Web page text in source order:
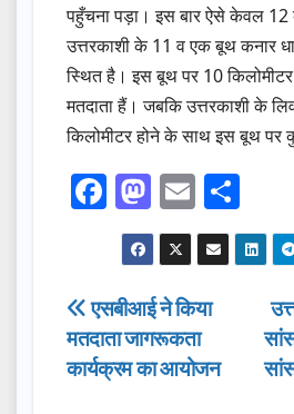
पहुँचना पड़ा। इस बार ऐसे केवल
उत्तरकाशी के 11 व एक बूथ कनार
स्थित है। इस बूथ पर 10
मतदाता हैं। जबकि उत्तरकाशी के
किलोमीटर होने के साथ इस बूथ पर
F
a
c
e
b
o
M
a
st
o
d
o
E
m
ail
h
ar
Post
navigation
एसबीआई ने किया
मतदाता जागरूकता
कार्यक्रम का आयोजन